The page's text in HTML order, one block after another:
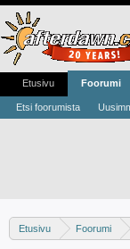
Etusivu Foorumi
Etusivu Foorumi
Etsi foorumista